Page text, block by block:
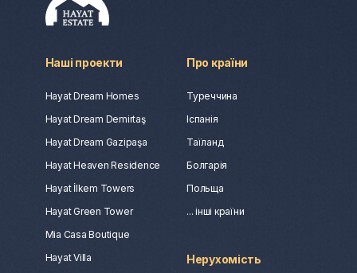
Наші проекти
Hayat Dream Homes
Hayat Dream Demirtaş
Hayat Dream Gazipaşa
Hayat Heaven Residence
Hayat İlkem Towers
Hayat Green Tower
Mia Casa Boutique
Hayat Villa
Про країни
Туреччина
Іспанія
Таїланд
Болгарія
Польща
... інші країни
Нерухомість